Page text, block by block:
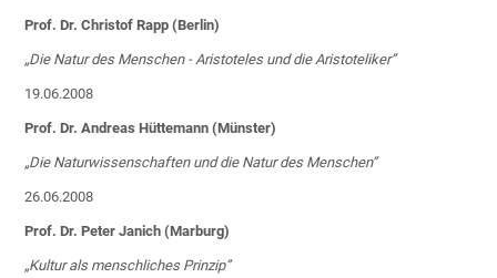
Prof. Dr. Christof Rapp (Berlin)
„Die Natur des Menschen - Aristoteles und die Aristoteliker”
19.06.2008
Prof. Dr. Andreas Hüttemann (Münster)
„Die Naturwissenschaften und die Natur des Menschen”
26.06.2008
Prof. Dr. Peter Janich (Marburg)
„Kultur als menschliches Prinzip”